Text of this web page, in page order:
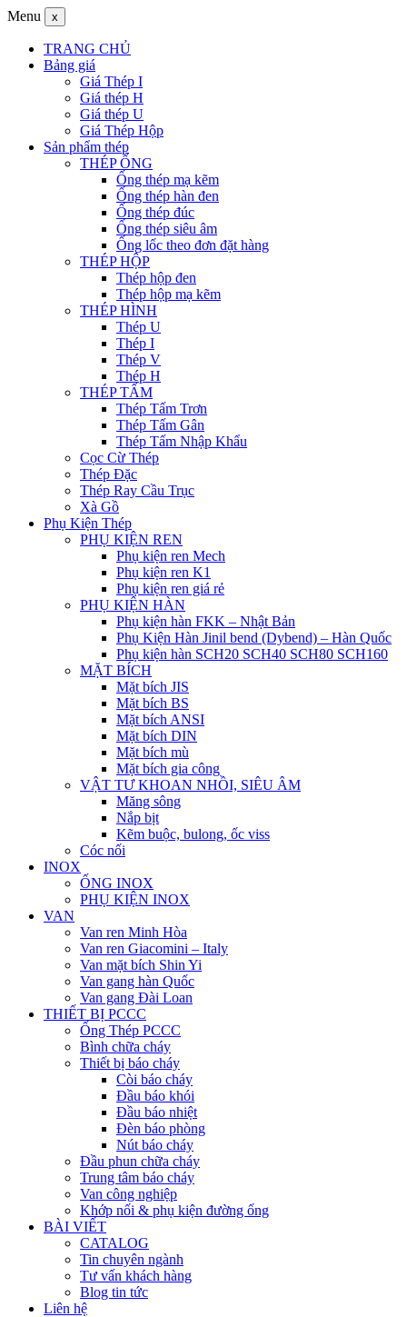
Menu x
TRANG CHỦ
Bảng giá
Giá Thép I
Giá thép H
Giá thép U
Giá Thép Hộp
Sản phẩm thép
THÉP ỐNG
Ống thép mạ kẽm
Ống thép hàn đen
Ống thép đúc
Ống thép siêu âm
Ống lốc theo đơn đặt hàng
THÉP HỘP
Thép hộp đen
Thép hộp mạ kẽm
THÉP HÌNH
Thép U
Thép I
Thép V
Thép H
THÉP TẤM
Thép Tấm Trơn
Thép Tấm Gân
Thép Tấm Nhập Khẩu
Cọc Cừ Thép
Thép Đặc
Thép Ray Cầu Trục
Xà Gồ
Phụ Kiện Thép
PHỤ KIỆN REN
Phụ kiện ren Mech
Phụ kiện ren K1
Phụ kiện ren giá rẻ
PHỤ KIỆN HÀN
Phụ kiện hàn FKK – Nhật Bản
Phụ Kiện Hàn Jinil bend (Dybend) – Hàn Quốc
Phụ kiện hàn SCH20 SCH40 SCH80 SCH160
MẶT BÍCH
Mặt bích JIS
Mặt bích BS
Mặt bích ANSI
Mặt bích DIN
Mặt bích mù
Mặt bích gia công
VẬT TƯ KHOAN NHỒI, SIÊU ÂM
Măng sông
Nắp bịt
Kẽm buộc, bulong, ốc viss
Cóc nối
INOX
ỐNG INOX
PHỤ KIỆN INOX
VAN
Van ren Minh Hòa
Van ren Giacomini – Italy
Van mặt bích Shin Yi
Van gang hàn Quốc
Van gang Đài Loan
THIẾT BỊ PCCC
Ống Thép PCCC
Bình chữa cháy
Thiết bị báo cháy
Còi báo cháy
Đầu báo khói
Đầu báo nhiệt
Đèn báo phòng
Nút báo cháy
Đầu phun chữa cháy
Trung tâm báo cháy
Van công nghiệp
Khớp nối & phụ kiện đường ống
BÀI VIẾT
CATALOG
Tin chuyên ngành
Tư vấn khách hàng
Blog tin tức
Liên hệ